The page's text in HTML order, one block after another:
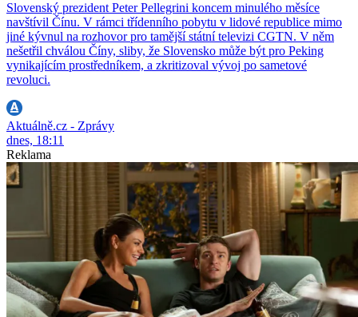
Slovenský prezident Peter Pellegrini koncem minulého měsíce
navštívil Čínu. V rámci třídenního pobytu v lidové republice mimo
jiné kývnul na rozhovor pro tamější státní televizi CGTN. V něm
nešetřil chválou Číny, sliby, že Slovensko může být pro Peking
vynikajícím prostředníkem, a zkritizoval vývoj po sametové
revoluci.
Aktuálně.cz - Zprávy
dnes, 18:11
Reklama